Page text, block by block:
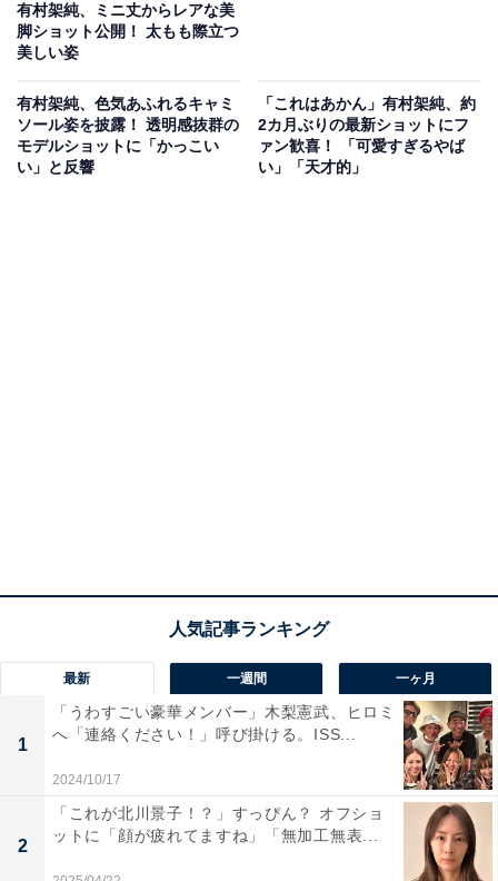
有村架純、ミニ丈からレアな美
脚ショット公開！ 太もも際立つ
美しい姿
有村架純、色気あふれるキャミ
ソール姿を披露！ 透明感抜群の
モデルショットに「かっこい
い」と反響
「これはあかん」有村架純、約
2カ月ぶりの最新ショットにフ
ァン歓喜！ 「可愛すぎるやば
い」「天才的」
最新 一週間 一ヶ月
1
「うわすごい豪華メンバー」木梨憲武、ヒロミ
へ「連絡ください！」呼び掛ける。ISS...
2024/10/17
2
「これが北川景子！？」すっぴん？ オフショ
ットに「顔が疲れてますね」「無加工無表...